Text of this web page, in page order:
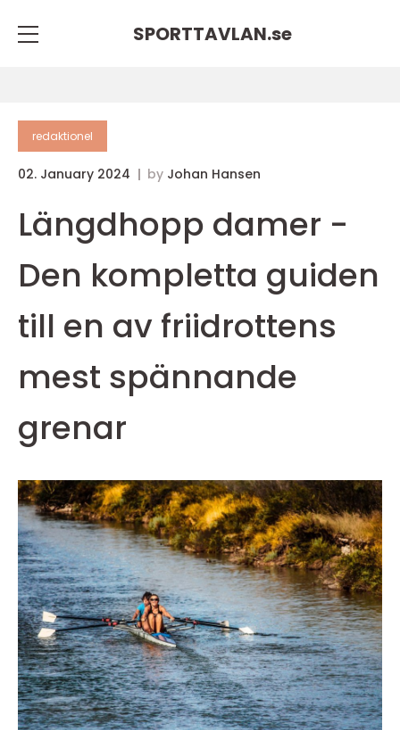
SPORTTAVLAN.se
redaktionel
02. January 2024 by Johan Hansen
Längdhopp damer -
Den kompletta guiden
till en av friidrottens
mest spännande
grenar